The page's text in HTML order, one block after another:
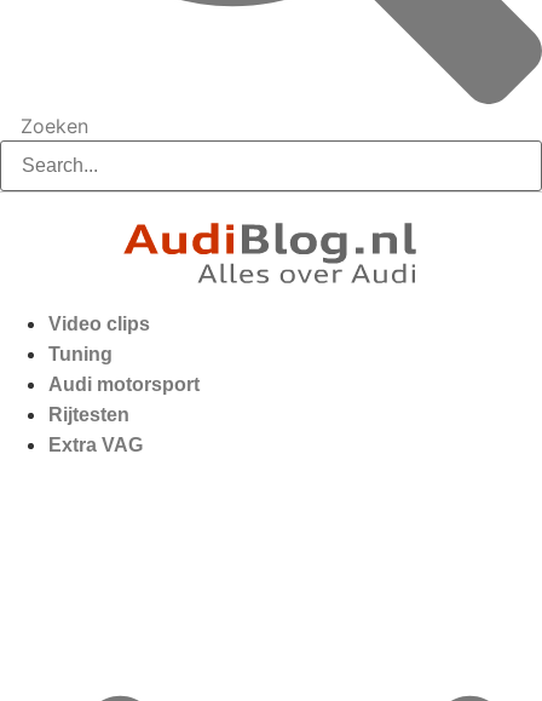
Zoeken
Video clips
Tuning
Audi motorsport
Rijtesten
Extra VAG